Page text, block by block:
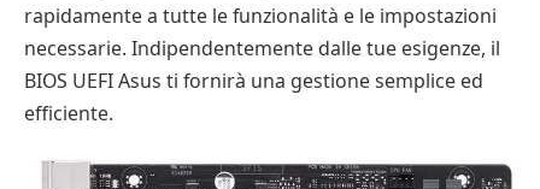
rapidamente a tutte le funzionalità e le impostazioni
necessarie. Indipendentemente dalle tue esigenze, il
BIOS UEFI Asus ti fornirà una gestione semplice ed
efficiente.